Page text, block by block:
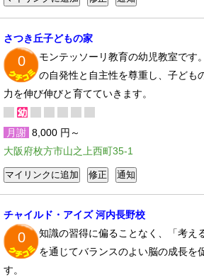
さつき丘子どもの家
0
モンテッソーリ教育の幼児教室です
の自発性と自主性を尊重し、子ども
力を伸び伸びと育てていきます。
月謝 8,000 円～
大阪府枚方市山之上西町35-1
チャイルド・アイズ 河内長野校
0
知識の習得に偏ることなく、「考え
を通じてバランスのよい脳の成長を
す。